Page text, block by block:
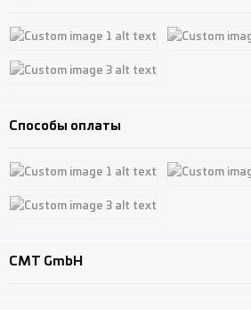
Custom image 1
Способы оплаты
Custom image 1
CMT GmbH